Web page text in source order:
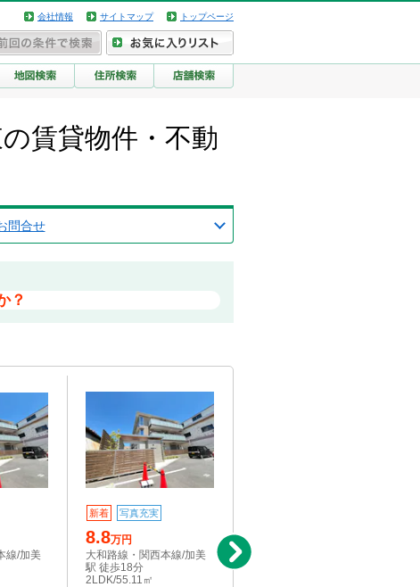
会社情報 サイトマップ トップページ
賃貸物件・不動
問合せ
？
線/加美
新着 写真充実
8.8万円
大和路線・関西本線/加美
駅 徒歩18分
2LDK/55.11㎡
駅 徒歩12分
2DK/49.07㎡